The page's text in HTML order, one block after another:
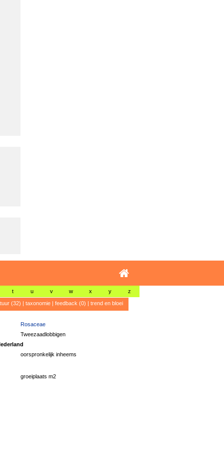
t u v w x y z
(32) | taxonomie| feedback (0) | trend en bloei
Rosaceae
Tweezaadlobbigen
oorspronkelijk inheems
groeiplaats m2